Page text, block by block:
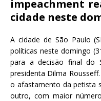
impeachment
cidade neste
A cidade de São Paulo
políticas neste domingo
para a decisão final do
presidenta Dilma
o afastamento da petista
outro, com maior